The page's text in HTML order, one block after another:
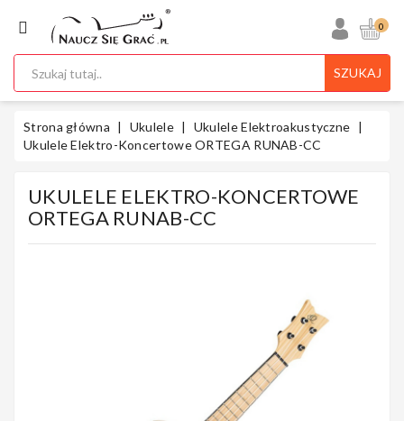
KATEGORIA
Ukulele
Gitary
0
SZUKAJ
Strona główna Ukulele
Ukulele Elektroakustyczne
Ukulele Elektro-Koncertowe ORTEGA RUNAB-CC
UKULELE ELEKTRO-KONCERTOWE
ORTEGA RUNAB-CC